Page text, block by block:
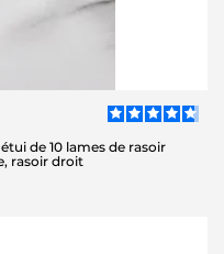
de 10 lames de rasoir
rasoir droit